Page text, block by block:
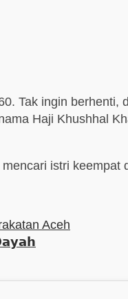
Tak ingin
Haji Khushhal
istri
Aceh